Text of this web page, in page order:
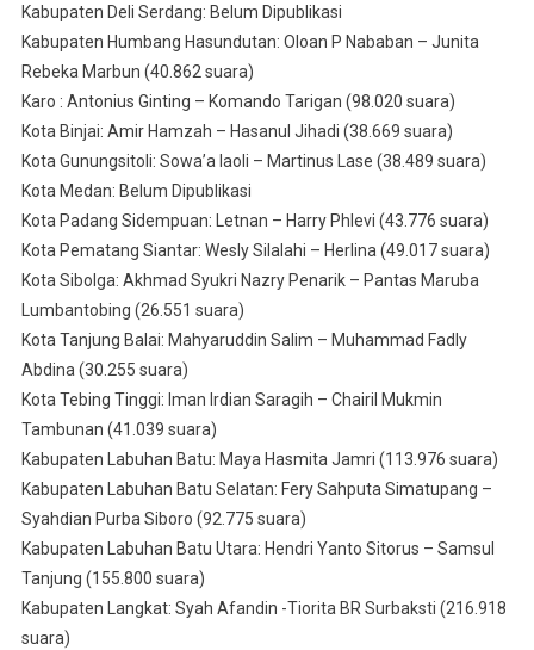
Kabupaten Deli Serdang: Belum Dipublikasi
Kabupaten Humbang Hasundutan: Oloan P Nababan – Junita
Rebeka Marbun (40.862 suara)
Karo : Antonius Ginting – Komando Tarigan (98.020 suara)
Kota Binjai: Amir Hamzah – Hasanul Jihadi (38.669 suara)
Kota Gunungsitoli: Sowa’a laoli – Martinus Lase (38.489 suara)
Kota Medan: Belum Dipublikasi
Kota Padang Sidempuan: Letnan – Harry Phlevi (43.776 suara)
Kota Pematang Siantar: Wesly Silalahi – Herlina (49.017 suara)
Kota Sibolga: Akhmad Syukri Nazry Penarik – Pantas Maruba
Lumbantobing (26.551 suara)
Kota Tanjung Balai: Mahyaruddin Salim – Muhammad Fadly
Abdina (30.255 suara)
Kota Tebing Tinggi: Iman Irdian Saragih – Chairil Mukmin
Tambunan (41.039 suara)
Kabupaten Labuhan Batu: Maya Hasmita Jamri (113.976 suara)
Kabupaten Labuhan Batu Selatan: Fery Sahputa Simatupang –
Syahdian Purba Siboro (92.775 suara)
Kabupaten Labuhan Batu Utara: Hendri Yanto Sitorus – Samsul
Tanjung (155.800 suara)
Kabupaten Langkat: Syah Afandin -Tiorita BR Surbaksti (216.918
suara)